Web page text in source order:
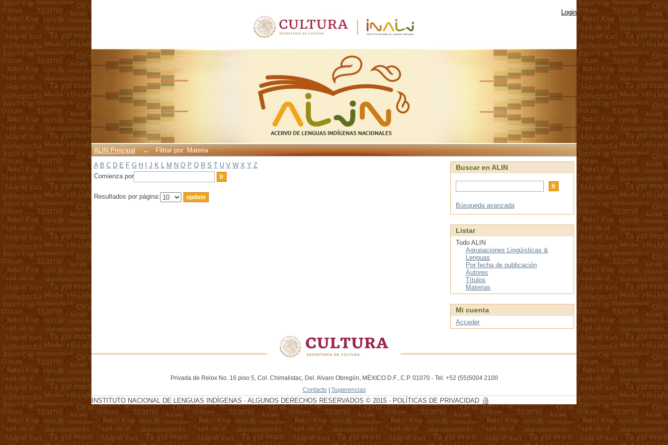
Login
ALIN Principal →
Filtrar por: Materia
A B C D E F G H J K L M N O P Q R S T U V W X Y Z
Comienza por
Resultados por página:
Buscar en ALIN
Búsqueda avanzada
Listar
Todo ALIN
Agrupaciones Lingüísticas &
Lenguas
Por fecha de publicación
Autores
Títulos
Materias
Mi cuenta
Acceder
Privada de Relox No. 16 piso 5, Col. Chimalistac, Del. Alvaro Obregón, MÉXICO D.F., C.P. 01070 - Tel. +52 (55)5004 2100
Contacto | Sugerencias
INSTITUTO NACIONAL DE LENGUAS INDÍGENAS - ALGUNOS DERECHOS RESERVADOS © 2015 - POLÍTICAS DE PRIVACIDAD